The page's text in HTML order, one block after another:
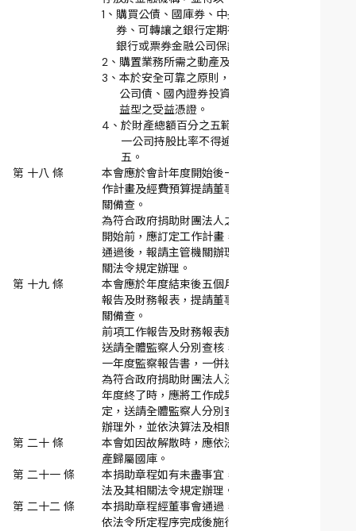
1、 購買公債、國庫券、中央銀行儲蓄券、金融債
券、可轉讓之銀行定期存單、銀行承兌匯票、
銀行或票券金融公司保證發行之商業本票。
2、 購置業務所需之動產及不動產。
3、 本於安全可靠之原則，購買公開發行之有擔保
公司債、國內證券投資信託公司發行之固定收
益型之受益憑證。
4、 於財產總額百分之五範圍內購買股票，且對單
一公司持股比率不得逾該公司資本額百分之
五。
第 十八 條
本會應於會計年度開始後一個月內，將當年度工
作計畫及經費預算提請董事會通過後，送主管機
關備查。
為符合政府捐助財團法人之編審，除於會計年度
開始前，應訂定工作計畫，編列預算提經董事會
通過後，報請主管機關辦理外，並依預算法及相
關法令規定辦理。
第 十九 條
本會應於年度結束後五個月內，將前一年度工作
報告及財務報表，提請董事會通過後，送主管機
關備查。
前項工作報告及財務報表於董事會通過後，並應
送請全體監察人分別查核，連同監察人製作之前
一年度監察報告書，一併送主管機關備查。
為符合政府捐助財團法人決算之編審，除於會計
年度終了時，應將工作成果及決算提經董事會審
定，送請全體監察人分別查核後，報請主管機關
辦理外，並依決算法及相關法令規定辦理。
第 二十 條
本會如因故解散時，應依法辦理清算，其賸餘財
產歸屬國庫。
第 二十一 條
本捐助章程如有未盡事宜，悉依財團法人法、民
法及其相關法令規定辦理。
第 二十二 條
本捐助章程經董事會通過，報主管機關許可，並
依法令所定程序完成後施行；修正時，亦同。